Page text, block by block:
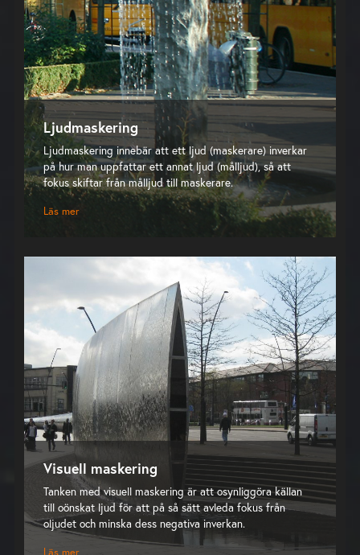
Ljudmaskering
Ljudmaskering innebär att ett ljud (maskerare) inverkar
på hur man uppfattar ett annat ljud (målljud), så att
fokus skiftar från målljud till maskerare.
Läs mer
Visuell maskering
Tanken med visuell maskering är att osynliggöra källan
till oönskat ljud för att på så sätt avleda fokus från
oljudet och minska dess negativa inverkan.
Läs mer